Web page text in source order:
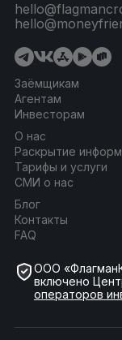
Заёмщикам
Агентам
Инвесторам
О нас
Раскрытие
Тарифы и услуги
СМИ о нас
Блог
Контакты
FAQ
ООО
включено
операторов